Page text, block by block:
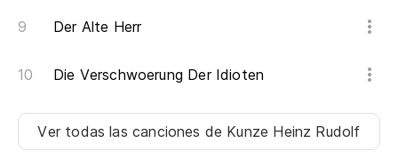
Der Alte Herr
Die Verschwoerung Der Idioten
Ver todas las canciones de Kunze Heinz Rudolf